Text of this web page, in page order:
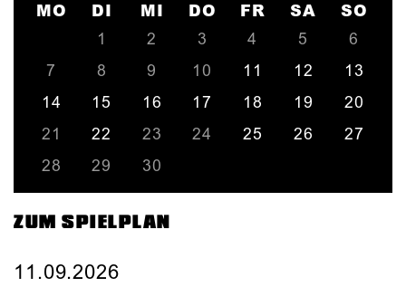
MO DI MI DO FR SA
SO
1
2 3 4 5
6
7
8 9 10 11 12
13
14
15 16 17 18 19
20
21
22 23 24 25 26
27
28
29 30
ZUM SPIELPLAN
11.09.2026